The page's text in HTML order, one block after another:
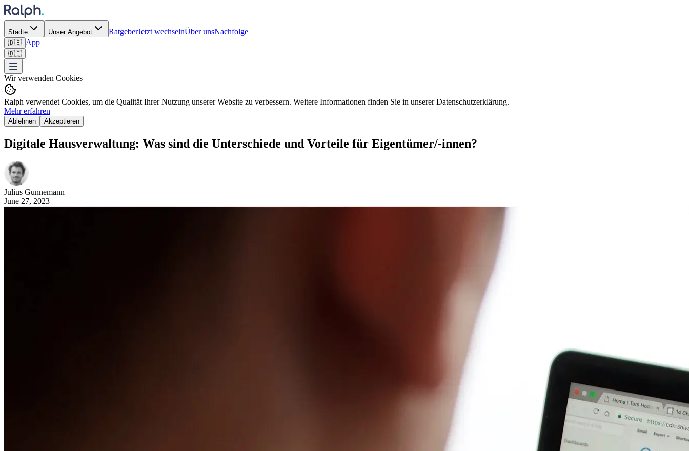
Städte Unser Angebot RatgeberJetzt wechselnÜber unsNachfolge
🇩🇪 App
🇩🇪
Wir verwenden Cookies
Ralph verwendet Cookies, um die Qualität Ihrer Nutzung unserer Website zu verbessern. Weitere Informationen finden Sie in unserer Datenschutzerklärung.
Mehr erfahren
Ablehnen Akzeptieren
Digitale Hausverwaltung: Was sind die Unterschiede und Vorteile für Eigentümer/-innen? ‍
Julius Gunnemann
June 27, 2023